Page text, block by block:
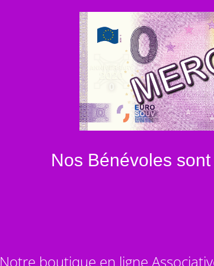
Nos Bénévoles
Notre boutique en ligne